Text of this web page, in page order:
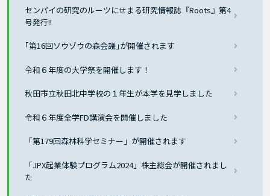
センパイの研究のルーツにせまる研究情報誌『Roots』第4
号発行!!
｢第16回ソウゾウの森会議｣が開催されます
令和６年度の大学祭を開催します！
秋田市立秋田北中学校の１年生が本学を見学しました
令和６年度全学FD講演会を開催しました
「第179回森林科学セミナー」が開催されます
「JPX起業体験プログラム2024」株主総会が開催されまし
た